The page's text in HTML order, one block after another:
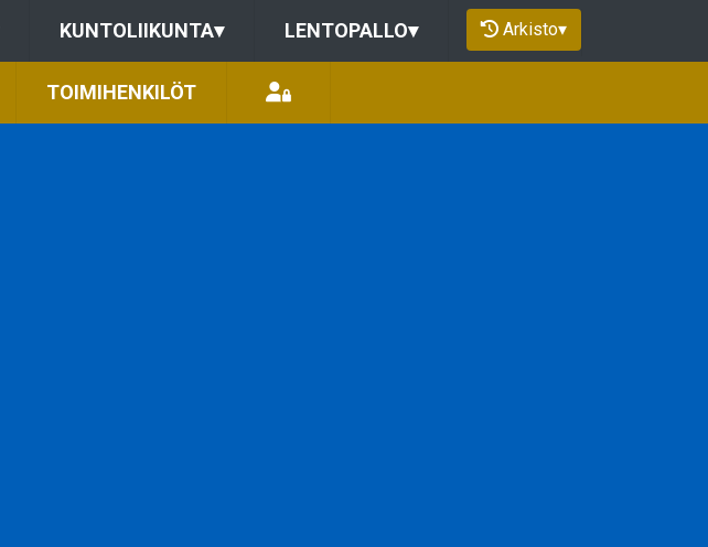
KUNTOLIIKUNTA▾ LENTOPALLO▾ Arkisto▾
TOIMIHENKILÖT